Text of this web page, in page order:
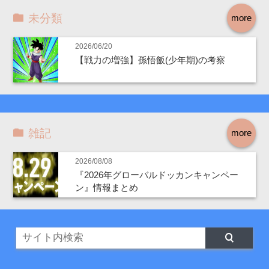
more
未分類
2026/06/20
【戦力の増強】孫悟飯(少年期)の考察
more
雑記
2026/08/08
『2026年グローバルドッカンキャンペー
ン』情報まとめ